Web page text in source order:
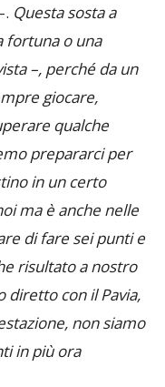
Questa sosta a
fortuna o una
–, perché da un
giocare,
qualche
prepararci per
in un certo
ma è anche nelle
di fare sei punti e
risultato a nostro
con il Pavia,
non siamo
in più ora